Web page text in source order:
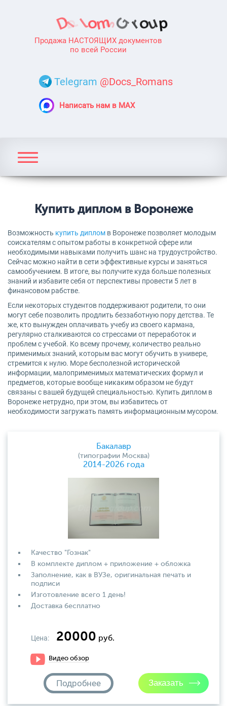
Продажа НАСТОЯЩИХ документов
по всей России
Telegram @Docs_Romans
Написать нам в MAX
Купить диплом в Воронеже
Возможность купить диплом в Воронеже позволяет молодым
соискателям с опытом работы в конкретной сфере или
необходимыми навыками получить шанс на трудоустройство.
Сейчас можно найти в сети эффективные курсы и заняться
самообучением. В итоге, вы получите куда больше полезных
знаний и избавите себя от перспективы провести 5 лет в
финансовом рабстве.
Если некоторых студентов поддерживают родители, то они
могут себе позволить продлить беззаботную пору детства. Те
же, кто вынужден оплачивать учебу из своего кармана,
регулярно сталкиваются со стрессами от переработок и
проблем с учебой. Ко всему прочему, количество реально
применимых знаний, которым вас могут обучить в универе,
стремится к нулю. Море бесполезной исторической
информации, малоприменимых математических формул и
предметов, которые вообще никаким образом не будут
связаны с вашей будущей специальностью. Купить диплом в
Воронеже нетрудно, при этом, вы избавитесь от
необходимости загружать память информационным мусором.
Бакалавр
(типографии Москва)
2014-2026 года
Качество "Гознак"
В комплекте диплом + приложение + обложка
Заполнение, как в ВУЗе, оригинальная печать и
подписи
Изготовление всего 1 день!
Доставка бесплатно
Цена: 20000 руб.
Видео обзор
Подробнее